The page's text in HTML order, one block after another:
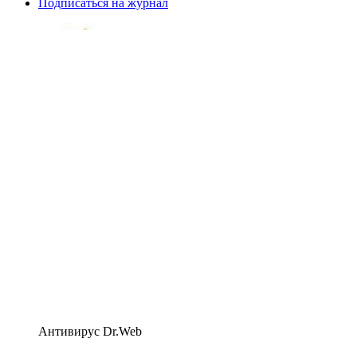
Подписаться на журнал
Антивирус Dr.Web